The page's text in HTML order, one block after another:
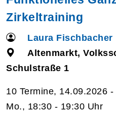
Zirkeltraining
Laura Fischbacher
Altenmarkt,
Schulstraße 1
10 Termine, 14.09.2026
Mo., 18:30 - 19:30 Uhr